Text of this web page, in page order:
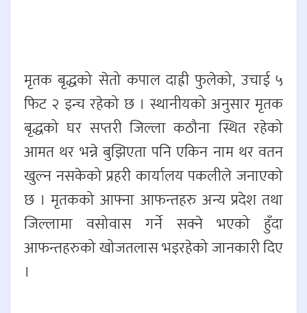
मृतक बृद्धको सेतो कपाल दाह्री फुलेको, उचाई ५
फिट २ इन्च रहेको छ । स्थानीयको अनुसार मृतक
बृद्धको घर सप्तरी जिल्ला कठौना स्थित रहेको
आमत थर भन्ने बुझिएता पनि एकिन नाम थर वतन
खुल्न नसकेको प्रहरी कार्यालय पकलीले जनाएको
छ । मृतकको आफ्ना आफन्तहरु अन्य प्रदेश तथा
जिल्लामा वसोवास गर्ने सक्ने भएको हुँदा
आफन्तहरुको खोजतलास भइरहेको जानकारी दिए
।